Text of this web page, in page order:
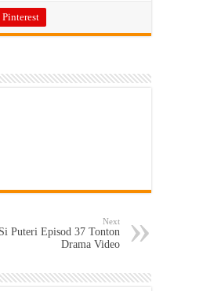
Pinterest
Next
Puteri Episod 37 Tonton
Drama Video